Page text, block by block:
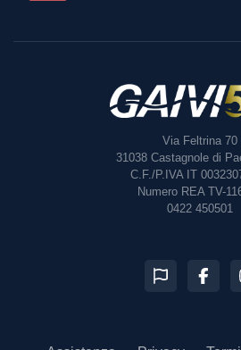
Via Feltrina 70
31038 Castagnole di
C.F./P.IVA IT
Numero REA TV-
0422 450501